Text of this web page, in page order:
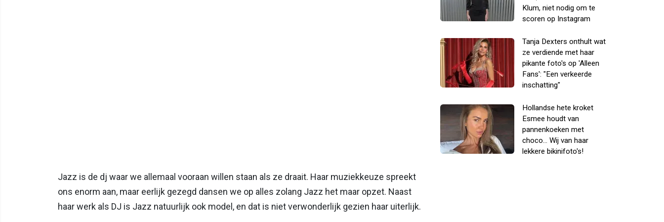
Jazz is de dj waar we allemaal vooraan willen staan als ze draait. Haar muziekkeuze spreekt
ons enorm aan, maar eerlijk gezegd dansen we op alles zolang Jazz het maar opzet. Naast
haar werk als DJ is Jazz natuurlijk ook model, en dat is niet verwonderlijk gezien haar uiterlijk.
Klum, niet nodig om te
scoren op Instagram
Tanja Dexters onthult wat
ze verdiende met haar
pikante foto's op 'Alleen
Fans': "Een verkeerde
inschatting"
Hollandse hete kroket
Esmee houdt van
pannenkoeken met
choco... Wij van haar
lekkere bikinifoto's!